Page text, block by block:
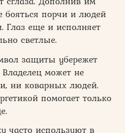
порчи и людей
Глаз еще и исполняет
светлые.
защиты убережет
может не
ни коварных людей.
помогает только
часто используют в